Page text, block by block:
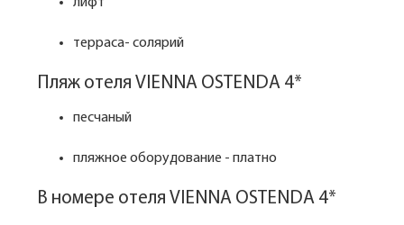
терраса- солярий
Пляж отеля VIENNA OSTENDA 4*
песчаный
пляжное оборудование - платно
В номере отеля VIENNA OSTENDA 4*